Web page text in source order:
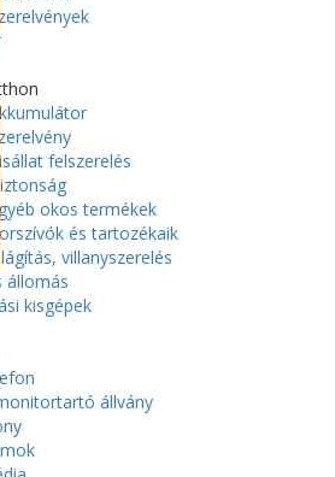
Szerelvények
Akkumulátor
Szerelvény
Kisállat felszerelés
Biztonság
Egyéb okos termékek
Porszívók és tartozékaik
Világítás, villanyszerelés
állomás
kisgépek
állvány